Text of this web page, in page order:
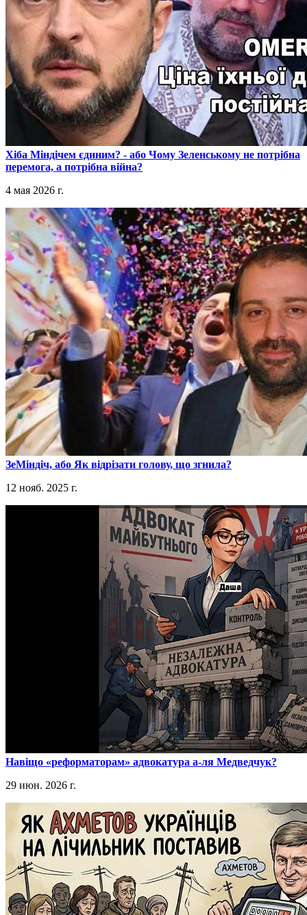
​Хіба Міндічем єдиним? - або Чому Зеленському не потрібна
перемога, а потрібна війна?
4 мая 2026 г.
​ЗеМіндіч, або Як відрізати голову, що згнила?
12 нояб. 2025 г.
​Навіщо «реформаторам» адвокатура а-ля Медведчук?
29 июн. 2026 г.